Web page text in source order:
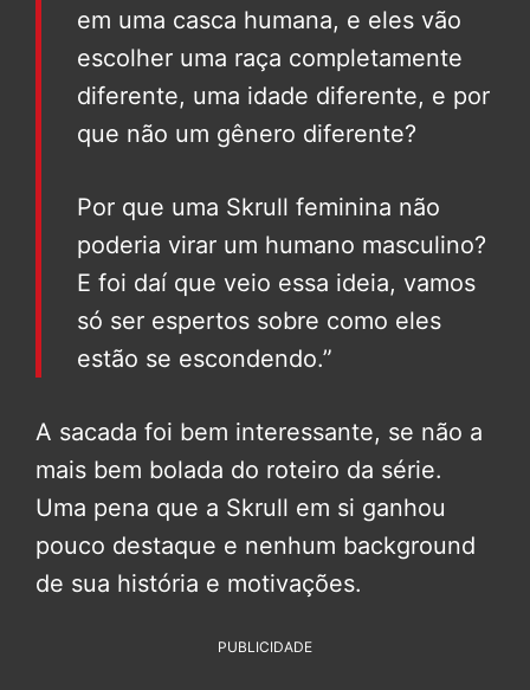
em uma casca humana, e eles vão
escolher uma raça completamente
diferente, uma idade diferente, e por
que não um gênero diferente?
Por que uma Skrull feminina não
poderia virar um humano masculino?
E foi daí que veio essa ideia, vamos
só ser espertos sobre como eles
estão se escondendo.”
A sacada foi bem interessante, se não a
mais bem bolada do roteiro da série.
Uma pena que a Skrull em si ganhou
pouco destaque e nenhum background
de sua história e motivações.
PUBLICIDADE